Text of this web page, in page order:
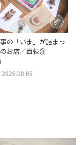
の「いま」が詰まっ
お店／西荻窪
2026.08.05